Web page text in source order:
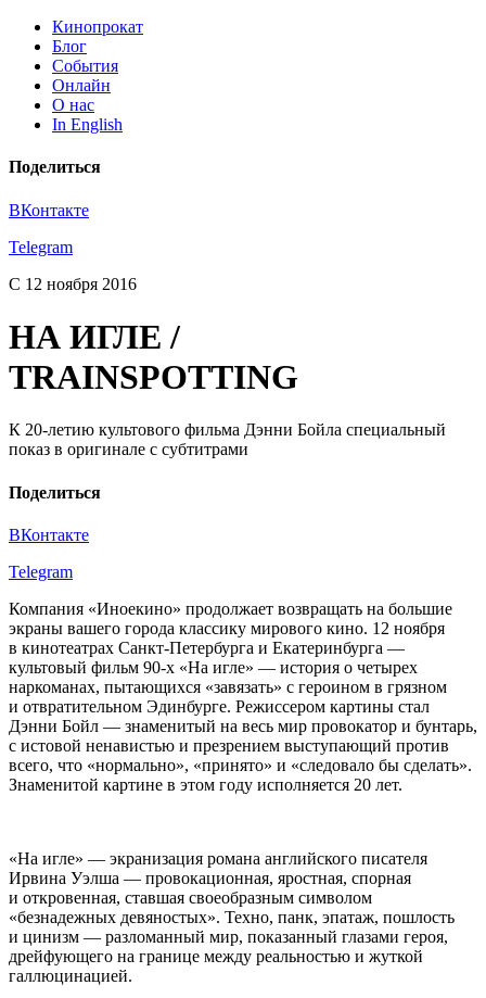
Кинопрокат
Блог
События
Онлайн
О нас
In English
Поделиться
ВКонтакте
Telegram
С 12 ноября 2016
НА ИГЛЕ /
TRAINSPOTTING
К 20-летию культового фильма Дэнни Бойла специальный
показ в оригинале с субтитрами
Поделиться
ВКонтакте
Telegram
Компания «Иноекино» продолжает возвращать на большие
экраны вашего города классику мирового кино. 12 ноября
в кинотеатрах Санкт-Петербурга и Екатеринбурга —
культовый фильм 90-х «На игле» — история о четырех
наркоманах, пытающихся «завязать» с героином в грязном
и отвратительном Эдинбурге. Режиссером картины стал
Дэнни Бойл — знаменитый на весь мир провокатор и бунтарь,
с истовой ненавистью и презрением выступающий против
всего, что «нормально», «принято» и «следовало бы сделать».
Знаменитой картине в этом году исполняется 20 лет.
«На игле» — экранизация романа английского писателя
Ирвина Уэлша — провокационная, яростная, спорная
и откровенная, ставшая своеобразным символом
«безнадежных девяностых». Техно, панк, эпатаж, пошлость
и цинизм — разломанный мир, показанный глазами героя,
дрейфующего на границе между реальностью и жуткой
галлюцинацией.